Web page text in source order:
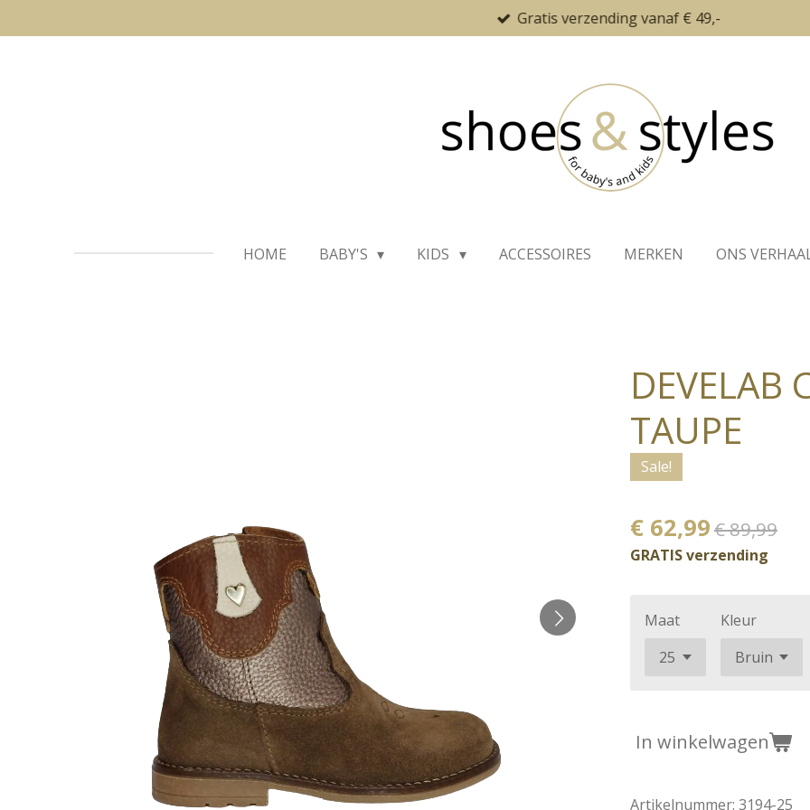
direct
Gratis verzending vanaf € 49,-
HOME BABY'S KIDS ACCESSOIRES MERKEN ONS
DEVELAB
TAUPE
Sale!
€ 62,99€ 89,99
GRATIS verzending
Maat Kleur
In winkelwagen
Artikelnummer: 3194-25